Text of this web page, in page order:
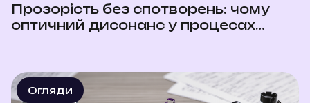
Прозорість без спотворень: чому
оптичний дисонанс у процесах
Огляди